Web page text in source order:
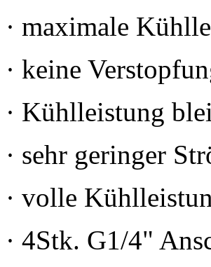
· maximale
· keine
· Kühlleistung
· sehr geringer
· volle
· 4Stk. G1/4"